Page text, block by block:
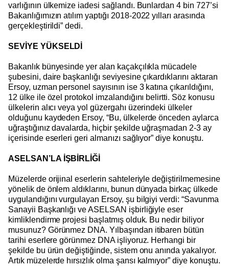
varlığının ülkemize iadesi sağlandı. Bunlardan 4 bin 727’si
Bakanlığımızın atılım yaptığı 2018-2022 yılları arasında
gerçekleştirildi” dedi.
SEVİYE YÜKSELDİ
Bakanlık bünyesinde yer alan kaçakçılıkla mücadele
şubesini, daire başkanlığı seviyesine çıkardıklarını aktaran
Ersoy, uzman personel sayısının ise 3 katına çıkarıldığını,
12 ülke ile özel protokol imzalandığını belirtti. Söz konusu
ülkelerin alıcı veya yol güzergahı üzerindeki ülkeler
olduğunu kaydeden Ersoy, “Bu, ülkelerde önceden aylarca
uğraştığınız davalarda, hiçbir şekilde uğraşmadan 2-3 ay
içerisinde eserleri geri almanızı sağlıyor” diye konuştu.
ASELSAN’LA İŞBİRLİĞİ
Müzelerde orijinal eserlerin sahteleriyle değiştirilmemesine
yönelik de önlem aldıklarını, bunun dünyada birkaç ülkede
uygulandığını vurgulayan Ersoy, şu bilgiyi verdi: “Savunma
Sanayii Başkanlığı ve ASELSAN işbirliğiyle eser
kimliklendirme projesi başlatmış olduk. Bu nedir biliyor
musunuz? Görünmez DNA. Yılbaşından itibaren bütün
tarihi eserlere görünmez DNA işliyoruz. Herhangi bir
şekilde bu ürün değiştiğinde, sistem onu anında yakalıyor.
Artık müzelerde hırsızlık olma şansı kalmıyor” diye konuştu.